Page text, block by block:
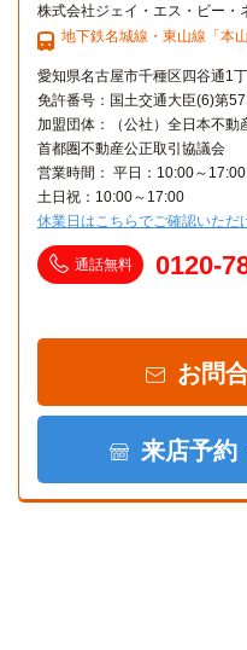
株式会社ジェイ・エス・ビー・
地下鉄名城線・東山線「本
愛知県名古屋市千種区四谷通1
免許番号：国土交通大臣(6)第
加盟団体：（公社）全日本不動
首都圏不動産公正取引協議会
営業時間： 平日：10:00～17:00
土日祝：10:00～17:00
休業日はこちらでご確認いただ
通話無料 0120-
お問
来店予約